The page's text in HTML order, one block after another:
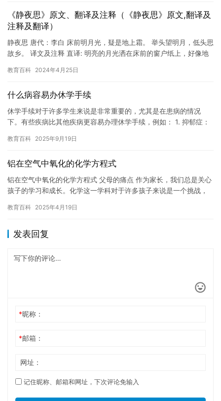
《静夜思》原文、翻译及注释（《静夜思》原文,翻译及
注释及翻译）
静夜思 唐代：李白 床前明月光，疑是地上霜。 举头望明月，低头思
故乡。 译文及注释 直译: 明亮的月光洒在床前的窗户纸上，好像地
教育百科 2024年4月25日
什么病容易办休学手续
休学手续对于许多学生来说是非常重要的，尤其是在患病的情况
下。有些疾病比其他疾病更容易办理休学手续，例如： 1. 抑郁症：
在…
教育百科 2025年9月19日
铝在空气中氧化的化学方程式
铝在空气中氧化的化学方程式 父母的痛点 作为家长，我们总是关心
孩子的学习和成长。化学这一学科对于许多孩子来说是一个挑战，
当…
教育百科 2025年4月19日
发表回复
*昵称：
*邮箱：
网址：
记住昵称、邮箱和网址，下次评论免输入